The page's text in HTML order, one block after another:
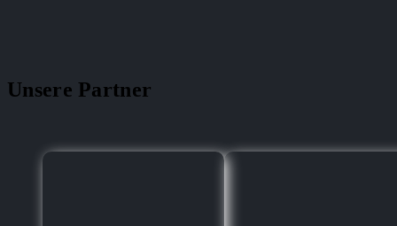
Unsere Partner